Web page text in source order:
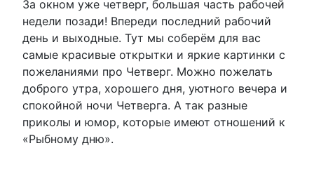
За окном уже четверг, большая часть рабочей
недели позади! Впереди последний рабочий
день и выходные. Тут мы соберём для вас
самые красивые открытки и яркие картинки с
пожеланиями про Четверг. Можно пожелать
доброго утра, хорошего дня, уютного вечера и
спокойной ночи Четверга. А так разные
приколы и юмор, которые имеют отношений к
«Рыбному дню».